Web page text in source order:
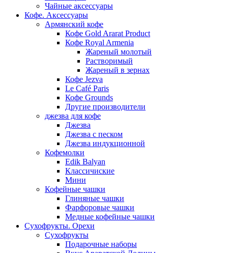
Чайные аксессуары
Кофе. Аксессуары
Армянский кофе
Кофе Gold Ararat Product
Кофе Royal Armenia
Жареный молотый
Растворимый
Жареный в зернах
Кофе Jezva
Le Café Paris
Кофе Grounds
Другие производители
джезва для кофе
Джезва
Джезва с песком
Джезва индукционной
Кофемолки
Edik Balyan
Классичиские
Мини
Кофейные чашки
Глиняные чашки
Фарфоровые чашки
Медные кофейные чашки
Сухофрукты. Орехи
Сухофрукты
Подарочные наборы